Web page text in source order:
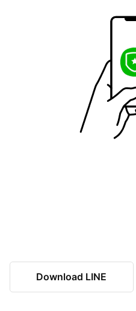
Download LINE